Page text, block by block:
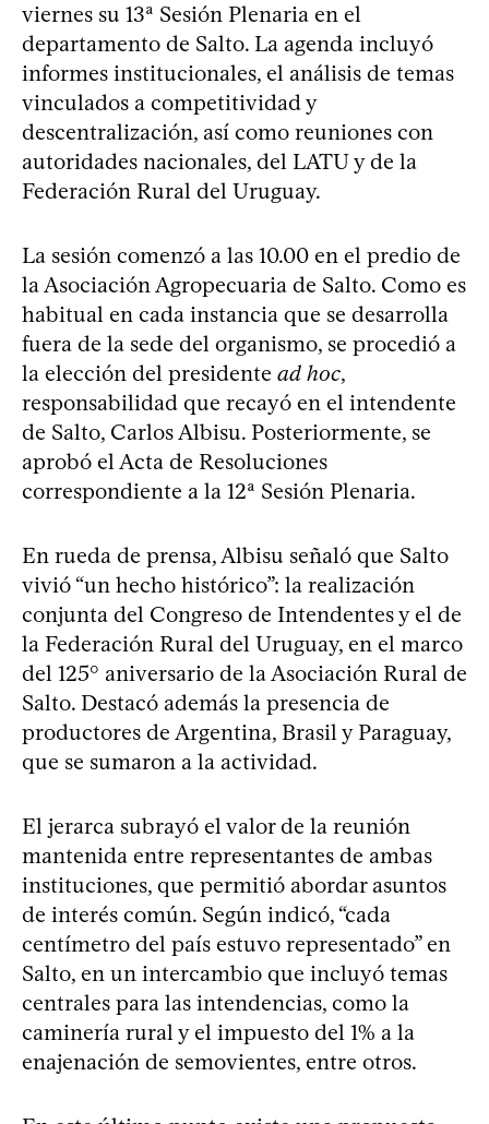
viernes su 13ª Sesión Plenaria en el
departamento de Salto. La agenda incluyó
informes institucionales, el análisis de temas
vinculados a competitividad y
descentralización, así como reuniones con
autoridades nacionales, del LATU y de la
Federación Rural del Uruguay.
La sesión comenzó a las 10.00 en el predio de
la Asociación Agropecuaria de Salto. Como es
habitual en cada instancia que se desarrolla
fuera de la sede del organismo, se procedió a
la elección del presidente ad hoc,
responsabilidad que recayó en el intendente
de Salto, Carlos Albisu. Posteriormente, se
aprobó el Acta de Resoluciones
correspondiente a la 12ª Sesión Plenaria.
En rueda de prensa, Albisu señaló que Salto
vivió “un hecho histórico”: la realización
conjunta del Congreso de Intendentes y el de
la Federación Rural del Uruguay, en el marco
del 125° aniversario de la Asociación Rural de
Salto. Destacó además la presencia de
productores de Argentina, Brasil y Paraguay,
que se sumaron a la actividad.
El jerarca subrayó el valor de la reunión
mantenida entre representantes de ambas
instituciones, que permitió abordar asuntos
de interés común. Según indicó, “cada
centímetro del país estuvo representado” en
Salto, en un intercambio que incluyó temas
centrales para las intendencias, como la
caminería rural y el impuesto del 1% a la
enajenación de semovientes, entre otros.